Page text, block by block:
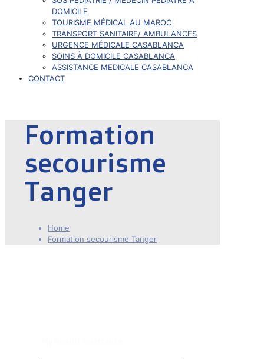
DOMICILE
TOURISME MÉDICAL AU MAROC
TRANSPORT SANITAIRE/ AMBULANCES
URGENCE MÉDICALE CASABLANCA
SOINS À DOMICILE CASABLANCA
ASSISTANCE MEDICALE CASABLANCA
CONTACT
Formation
secourisme
Tanger
Home
Formation secourisme Tanger